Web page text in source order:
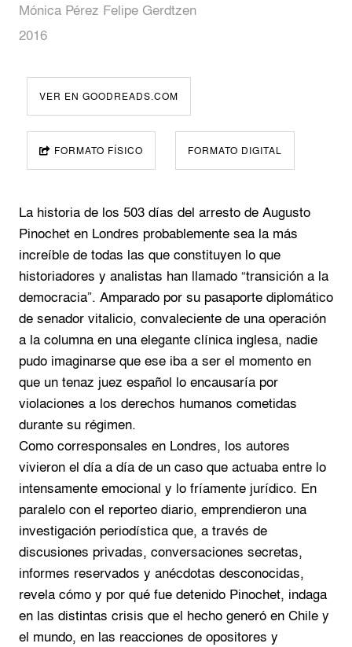
Mónica Pérez Felipe Gerdtzen
2016
VER EN GOODREADS.COM
FORMATO FÍSICO FORMATO DIGITAL
La historia de los 503 días del arresto de Augusto
Pinochet en Londres probablemente sea la más
increíble de todas las que constituyen lo que
historiadores y analistas han llamado “transición a la
democracia”. Amparado por su pasaporte diplomático
de senador vitalicio, convaleciente de una operación
a la columna en una elegante clínica inglesa, nadie
pudo imaginarse que ese iba a ser el momento en
que un tenaz juez español lo encausaría por
violaciones a los derechos humanos cometidas
durante su régimen.
Como corresponsales en Londres, los autores
vivieron el día a día de un caso que actuaba entre lo
intensamente emocional y lo fríamente jurídico. En
paralelo con el reporteo diario, emprendieron una
investigación periodística que, a través de
discusiones privadas, conversaciones secretas,
informes reservados y anécdotas desconocidas,
revela cómo y por qué fue detenido Pinochet, indaga
en las distintas crisis que el hecho generó en Chile y
el mundo, en las reacciones de opositores y